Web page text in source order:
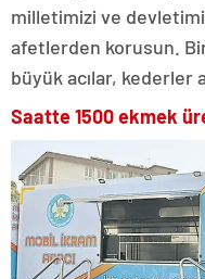
milletimizi ve
afetlerden korusun.
büyük acılar, kederler
Saatte 1500 ekmek